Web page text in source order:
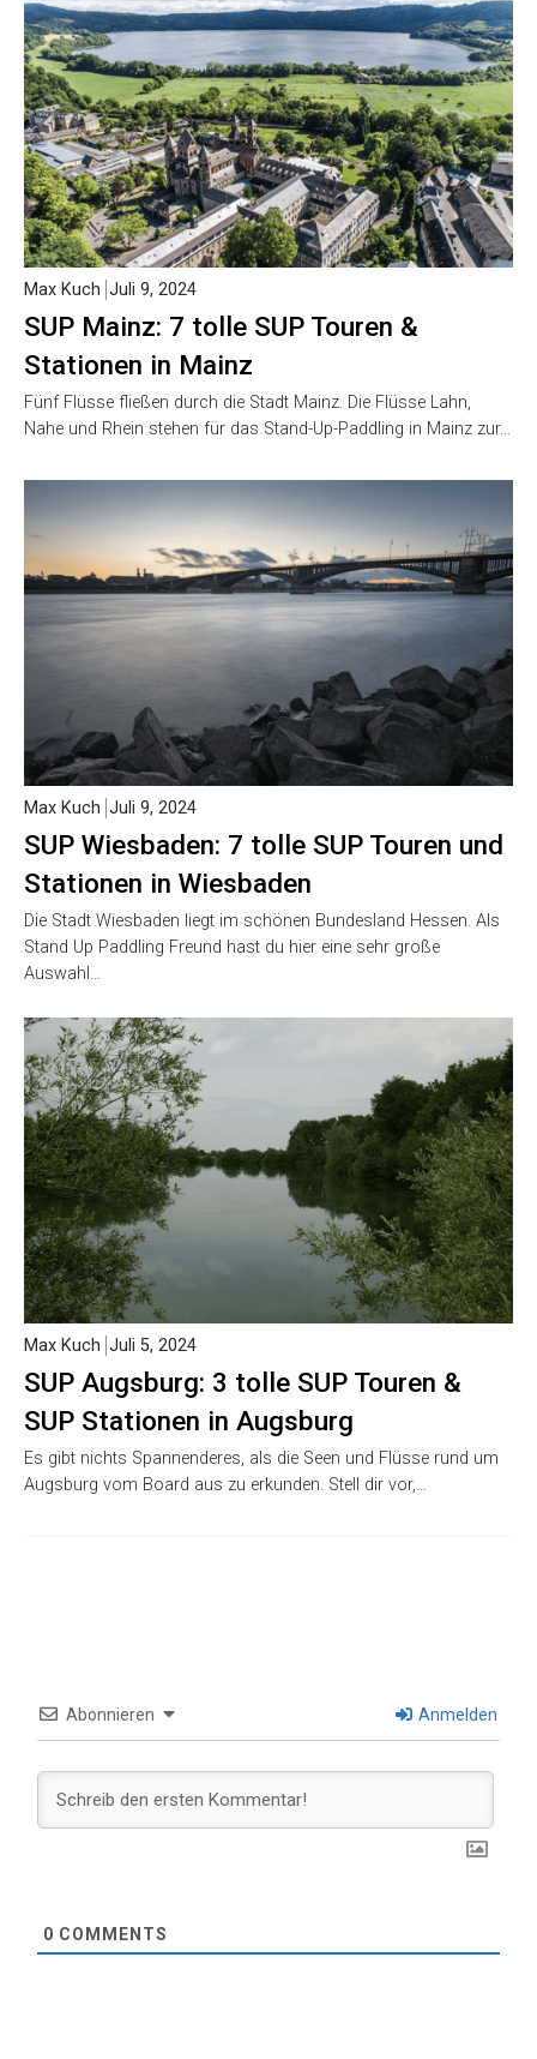
SUP Mainz: 7 tolle SUP Touren &
Stationen in Mainz
Max Kuch Juli 9, 2024
Fünf Flüsse fließen durch die Stadt Mainz. Die Flüsse Lahn,
Nahe und Rhein stehen für das Stand-Up-Paddling in Mainz zur…
SUP Wiesbaden: 7 tolle SUP Touren und
Stationen in Wiesbaden
Max Kuch Juli 9, 2024
Die Stadt Wiesbaden liegt im schönen Bundesland Hessen. Als
Stand Up Paddling Freund hast du hier eine sehr große
Auswahl…
SUP Augsburg: 3 tolle SUP Touren &
SUP Stationen in Augsburg
Max Kuch Juli 5, 2024
Es gibt nichts Spannenderes, als die Seen und Flüsse rund um
Augsburg vom Board aus zu erkunden. Stell dir vor,…
Abonnieren Anmelden
0 COMMENTS